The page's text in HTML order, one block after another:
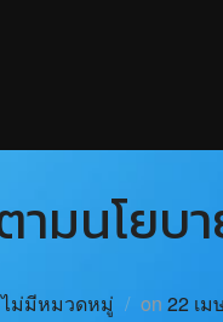
ามนโยบ
ไม่มีหมวดหมู่ on 22 เม